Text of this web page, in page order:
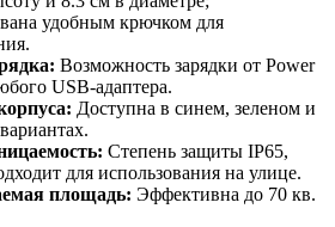
удобным крючком для
Возможность зарядки от Power
USB-адаптера.
Доступна в синем, зеленом и
Степень защиты IP65,
для использования на улице.
площадь: Эффективна до 70 кв.